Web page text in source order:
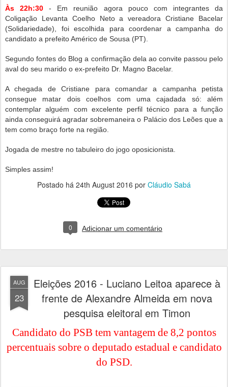
Às 22h:30- Em reunião agora pouco com integrantes da
Coligação Levanta Coelho Neto a vereadora Cristiane Bacelar
(Solidariedade), foi escolhida para coordenar a campanha do
candidato a prefeito Américo de Sousa (PT).
Segundo fontes do Blog a confirmação dela ao convite passou pelo
aval do seu marido o ex-prefeito Dr. Magno Bacelar.
A chegada de Cristiane para comandar a campanha petista
consegue matar dois coelhos com uma cajadada só: além
contemplar alguém com excelente perfil técnico para a função
ainda conseguirá agradar sobremaneira o Palácio dos Leões que a
tem como braço forte na região.
Jogada de mestre no tabuleiro do jogo oposicionista.
Simples assim!
Postado há 24th August 2016 por Cláudio Sabá
0 Adicionar um comentário
AUG
23
Eleições 2016 - Luciano Leitoa aparece à
frente de Alexandre Almeida em nova
pesquisa eleitoral em Timon
Candidato do PSB tem vantagem de 8,2 pontos
percentuais sobre o deputado estadual e candidato
do PSD.